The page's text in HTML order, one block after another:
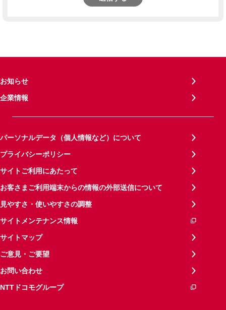
お知らせ
企業情報
パーソナルデータ（個人情報など）について
プライバシーポリシー
サイトご利用にあたって
お客さまご利用端末からの情報の外部送信について
見やすさ・使いやすさの調整
サイトメンテナンス情報
サイトマップ
ご意見・ご要望
お問い合わせ
NTTドコモグループ